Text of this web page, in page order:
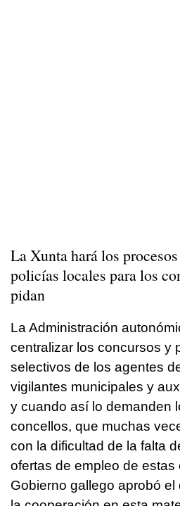
La Xunta hará los
policías locales para los
pidan
La Administración
centralizar los concursos y
selectivos de los agentes
vigilantes municipales y
y cuando así lo demanden
concellos, que muchas
con la dificultad de la falta
ofertas de empleo de estas
Gobierno gallego aprobó